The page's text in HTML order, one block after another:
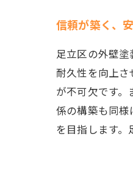
信頼が築く、
足立区の外壁
耐久性を向上
が不可欠です
係の構築も同
を目指します